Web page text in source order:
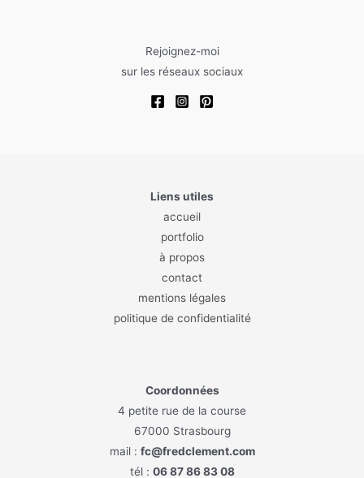
Rejoignez-moi
sur les réseaux sociaux
Liens utiles
accueil
portfolio
à propos
contact
mentions légales
politique de confidentialité
Coordonnées
4 petite rue de la course
67000 Strasbourg
mail : fc@fredclement.com
tél : 06 87 86 83 08